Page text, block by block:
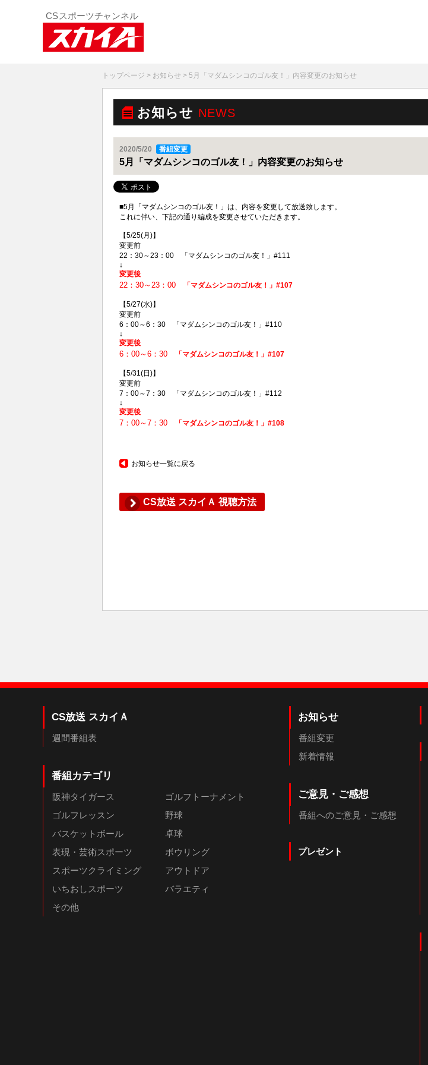
トップページ > お知らせ > 5月「マダムシンコのゴル友！」内容変更のお知らせ
お知らせ NEWS
2020/5/20 番組変更
5月「マダムシンコのゴル友！」内容変更のお知らせ
■5月「マダムシンコのゴル友！」は、内容を変更して放送致します。
これに伴い、下記の通り編成を変更させていただきます。
【5/25(月)】
変更前
22：30～23：00 「マダムシンコのゴル友！」#111
↓
変更後
22：30～23：00 「マダムシンコのゴル友！」#107
【5/27(水)】
変更前
6：00～6：30 「マダムシンコのゴル友！」#110
↓
変更後
6：00～6：30 「マダムシンコのゴル友！」#107
【5/31(日)】
変更前
7：00～7：30 「マダムシンコのゴル友！」#112
↓
変更後
7：00～7：30 「マダムシンコのゴル友！」#108
お知らせ一覧に戻る
CS放送 スカイＡ 視聴方法
CS放送 スカイＡ
週間番組表
番組カテゴリ
阪神タイガース
ゴルフトーナメント
ゴルフレッスン
野球
バスケットボール
卓球
表現・芸術スポーツ
ボウリング
スポーツクライミング
アウトドア
いちおしスポーツ
バラエティ
その他
お知らせ
番組変更
新着情報
ご意見・ご感想
番組へのご意見・ご感想
プレゼント